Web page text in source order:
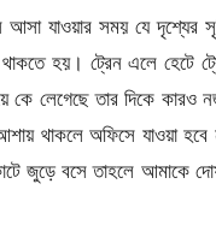
যাওয়ার সময় যে দৃশ্যের
থাকতে হয়। ট্রেন এলে হেটে
কে লেগেছে তার দিকে
থাকলে অফিসে যাওয়া
জুড়ে বসে তাহলে আমাকে দোষ